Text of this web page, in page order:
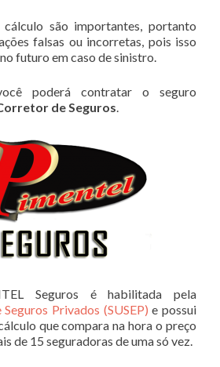
são importantes, portanto
falsas ou incorretas, pois isso
futuro em caso de sinistro.
poderá contratar o seguro
de Seguros.
Seguros é habilitada pela
Privados (SUSEP) e possui
que compara na hora o preço
de 15 seguradoras de uma só vez.